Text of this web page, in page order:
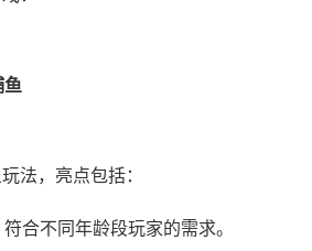
法，亮点包括：
合不同年龄段玩家的需求。